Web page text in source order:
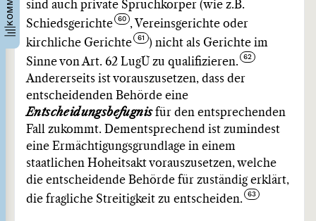
sind auch private Spruchkörper (wie z.B.
Schiedsgerichte
, Vereinsgerichte oder
kirchliche Gerichte
) nicht als Gerichte im
Sinne von Art. 62 LugÜ zu qualifizieren.
Andererseits ist vorauszusetzen, dass der
entscheidenden Behörde eine
Entscheidungsbefugnisfür den entsprechenden
Fall zukommt. Dementsprechend ist zumindest
eine Ermächtigungsgrundlage in einem
staatlichen Hoheitsakt vorauszusetzen, welche
die entscheidende Behörde für zuständig erklärt,
die fragliche Streitigkeit zu entscheiden.